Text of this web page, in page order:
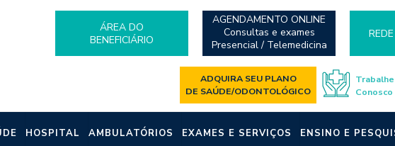
ÁREA DO
BENEFICIÁRIO
AGENDAMENTO ONLINE
Consultas e exames
Presencial / Telemedicina
ADQUIRA SEU PLANO
DE SAÚDE/ODONTOLÓGICO
Trabalhe
Conosco
HOSPITAL AMBULATÓRIOS EXAMES E SERVIÇOS ENSINO E